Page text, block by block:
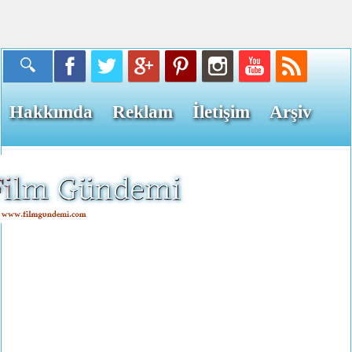
Hakkımda Reklam İletişim Arşiv